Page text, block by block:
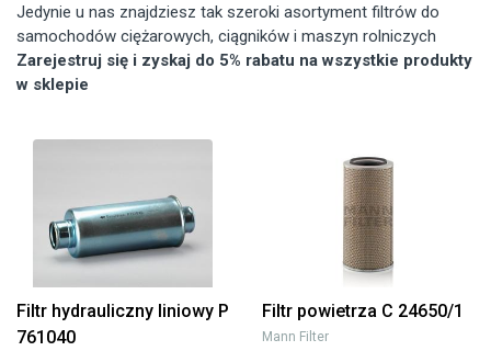
Jedynie u nas znajdziesz tak szeroki asortyment filtrów do
samochodów ciężarowych, ciągników i maszyn rolniczych
Zarejestruj się i zyskaj do 5% rabatu na wszystkie produkty
w sklepie
Filtr hydrauliczny liniowy P
761040
Filtr powietrza C 24650/1
Mann Filter